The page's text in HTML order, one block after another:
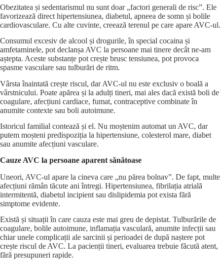
Obezitatea și sedentarismul nu sunt doar „factori generali de risc”. Ele
favorizează direct hipertensiunea, diabetul, apneea de somn și bolile
cardiovasculare. Cu alte cuvinte, creează terenul pe care apare AVC-ul.
Consumul excesiv de alcool și drogurile, în special cocaina și
amfetaminele, pot declanșa AVC la persoane mai tinere decât ne-am
aștepta. Aceste substanțe pot crește brusc tensiunea, pot provoca
spasme vasculare sau tulburări de ritm.
Vârsta înaintată crește riscul, dar AVC-ul nu este exclusiv o boală a
vârstnicului. Poate apărea și la adulți tineri, mai ales dacă există boli de
coagulare, afecțiuni cardiace, fumat, contraceptive combinate în
anumite contexte sau boli autoimune.
Istoricul familial contează și el. Nu moștenim automat un AVC, dar
putem moșteni predispoziția la hipertensiune, colesterol mare, diabet
sau anumite afecțiuni vasculare.
Cauze AVC la persoane aparent sănătoase
Uneori, AVC-ul apare la cineva care „nu părea bolnav”. De fapt, multe
afecțiuni rămân tăcute ani întregi. Hipertensiunea, fibrilația atrială
intermitentă, diabetul incipient sau dislipidemia pot exista fără
simptome evidente.
Există și situații în care cauza este mai greu de depistat. Tulburările de
coagulare, bolile autoimune, inflamația vasculară, anumite infecții sau
chiar unele complicații ale sarcinii și perioadei de după naștere pot
crește riscul de AVC. La pacienții tineri, evaluarea trebuie făcută atent,
fără presupuneri rapide.